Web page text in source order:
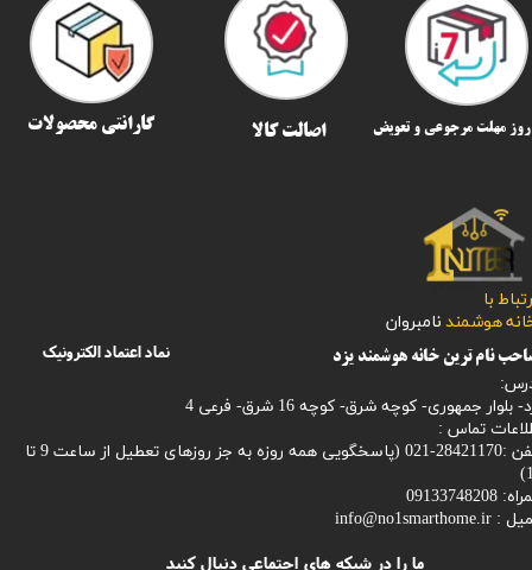
با
هوشمند نامبروان
بلوار جمهوری- کوچه شرق- کوچه 16 شرق- فرعی 4
تماس :
021 (
پاسخگویی همه روزه به جز روزهای تعطیل از ساعت 9 تا
09133748208
:
info@no1smarthome.ir
ما را در شبکه های اجتماعی دنبال کنید
نماد اعتماد الکترونیک
اصالت کالا گارانتی محصولات
نام ترین خانه هوشمند یزد